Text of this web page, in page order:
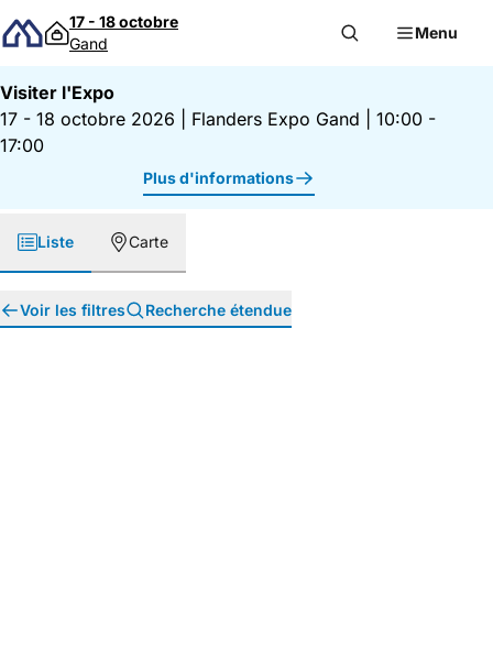
Passer au contenu
17 - 18 octobre
Gand
Menu
Visiter l'Expo
17 - 18 octobre 2026
Flanders Expo Gand
10:00 -
17:00
Plus d'informations
Liste Carte
Voir les filtres Recherche étendue